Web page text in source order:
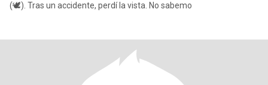
(🕊️). Tras un accidente, perdí la vista. No sabemo